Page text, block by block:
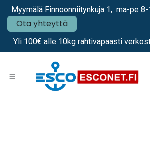
Siirry sisältöön
Myymälä Finnoonniitynkuja 1, ma-pe
Ota yhteyttä
Yli 100€ alle 10kg rahtivapaasti